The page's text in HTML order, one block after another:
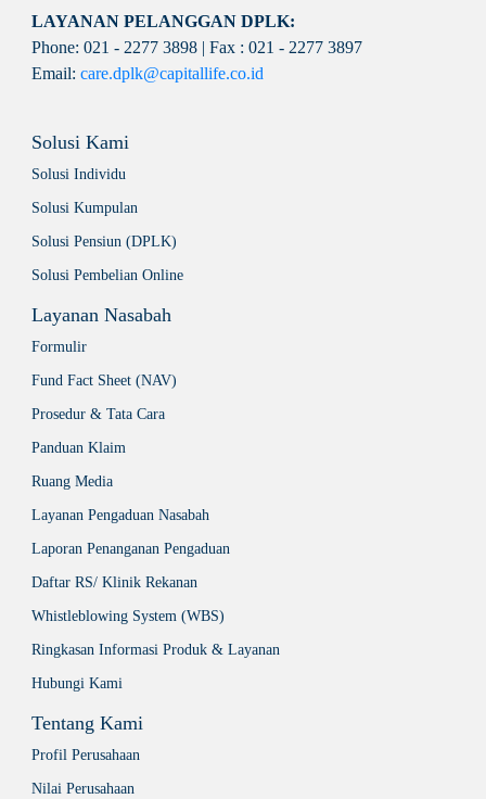
LAYANAN PELANGGAN DPLK:
Phone: 021 - 2277 3898 | Fax : 021 - 2277 3897
Email:care.dplk@capitallife.co.id
Solusi Kami
Solusi Individu
Solusi Kumpulan
Solusi Pensiun (DPLK)
Solusi Pembelian Online
Layanan Nasabah
Formulir
Fund Fact Sheet (NAV)
Prosedur & Tata Cara
Panduan Klaim
Ruang Media
Layanan Pengaduan Nasabah
Laporan Penanganan Pengaduan
Daftar RS/ Klinik Rekanan
Whistleblowing System (WBS)
Ringkasan Informasi Produk & Layanan
Hubungi Kami
Tentang Kami
Profil Perusahaan
Nilai Perusahaan